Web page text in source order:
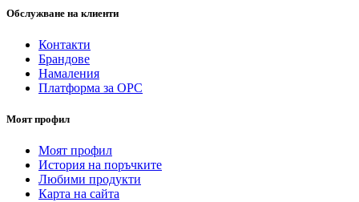
Обслужване на клиенти
Контакти
Брандове
Намаления
Платформа за ОРС
Моят профил
Моят профил
История на поръчките
Любими продукти
Карта на сайта